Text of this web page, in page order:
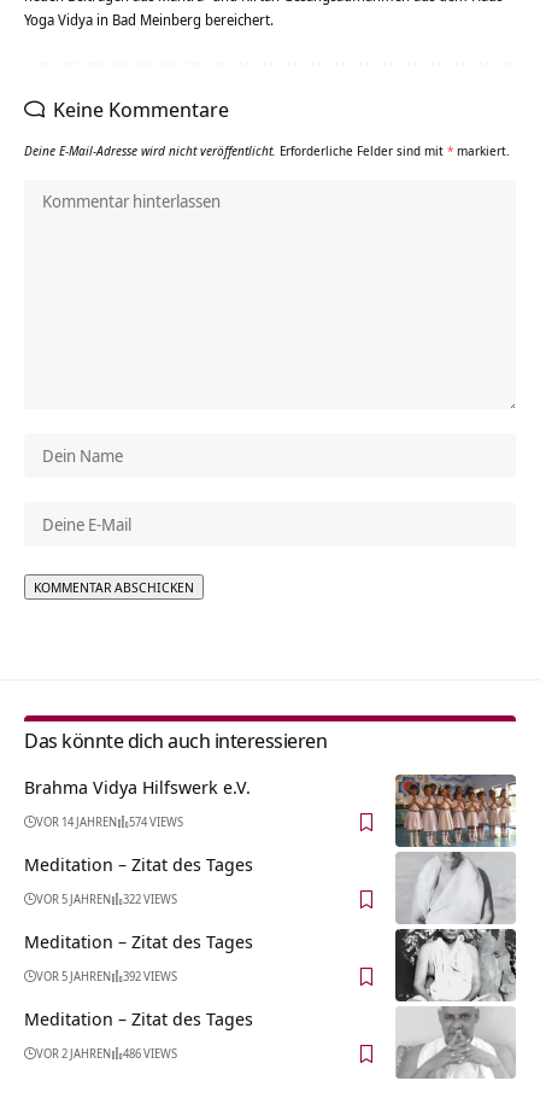
Yoga Vidya in Bad Meinberg bereichert.
Keine Kommentare
Deine E-Mail-Adresse wird nicht veröffentlicht. Erforderliche Felder sind mit * markiert.
Das könnte dich auch interessieren
Brahma Vidya Hilfswerk e.V.
VOR 14 JAHREN 574 VIEWS
Meditation – Zitat des Tages
VOR 5 JAHREN 322 VIEWS
Meditation – Zitat des Tages
VOR 5 JAHREN 392 VIEWS
Meditation – Zitat des Tages
VOR 2 JAHREN 486 VIEWS